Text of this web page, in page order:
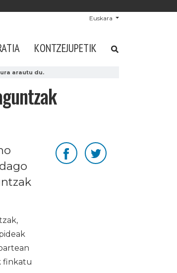
Euskara
KONTZEJUPETIK
arautu du.
finkatu